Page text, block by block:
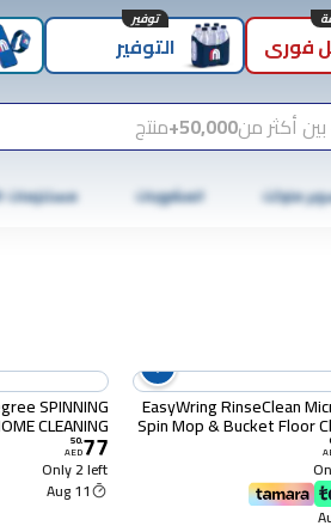
فوري التوفير
توفير
أكثر من50,000+ منتج
ماركت المشروبات مستلزمات
EasyWring RinseClean
Spin Mop & Bucket Floor
System, 360° Spin
Bucket & Dual Mop
SPINNING
CLEANING
STEEL HANDLE
1 MOP HEADS
77
.
50
AED
Only 2 left
11 Aug